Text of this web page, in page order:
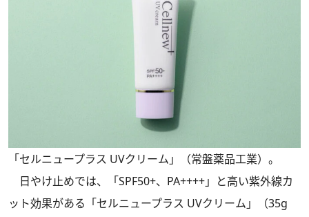
「セルニュープラス UVクリーム」（常盤薬品工業）。
日やけ止めでは、「SPF50+、PA++++」と高い紫外線カ
ット効果がある「セルニュープラス UVクリーム」（35g